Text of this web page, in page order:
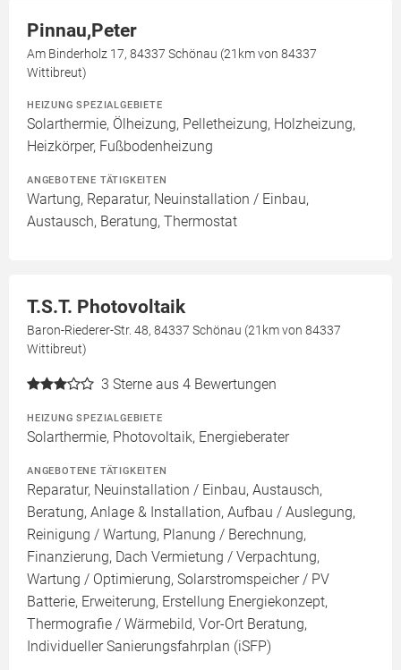
Pinnau,Peter
Am Binderholz 17, 84337 Schönau (21km von 84337
Wittibreut)
HEIZUNG SPEZIALGEBIETE
Solarthermie, Ölheizung, Pelletheizung, Holzheizung,
Heizkörper, Fußbodenheizung
ANGEBOTENE TÄTIGKEITEN
Wartung, Reparatur, Neuinstallation / Einbau,
Austausch, Beratung, Thermostat
T.S.T. Photovoltaik
Baron-Riederer-Str. 48, 84337 Schönau (21km von 84337
Wittibreut)
3 Sterne aus 4 Bewertungen
HEIZUNG SPEZIALGEBIETE
Solarthermie, Photovoltaik, Energieberater
ANGEBOTENE TÄTIGKEITEN
Reparatur, Neuinstallation / Einbau, Austausch,
Beratung, Anlage & Installation, Aufbau / Auslegung,
Reinigung / Wartung, Planung / Berechnung,
Finanzierung, Dach Vermietung / Verpachtung,
Wartung / Optimierung, Solarstromspeicher / PV
Batterie, Erweiterung, Erstellung Energiekonzept,
Thermografie / Wärmebild, Vor-Ort Beratung,
Individueller Sanierungsfahrplan (iSFP)